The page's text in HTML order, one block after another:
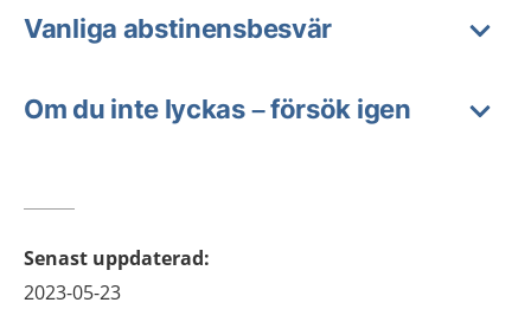
Vanliga abstinensbesvär
Om du inte lyckas – försök igen
Senast uppdaterad:
2023-05-23